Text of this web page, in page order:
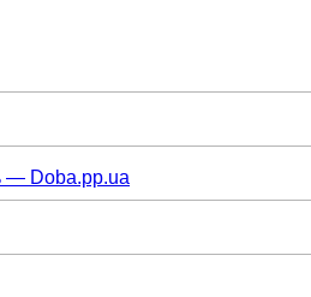
— Doba.pp.ua